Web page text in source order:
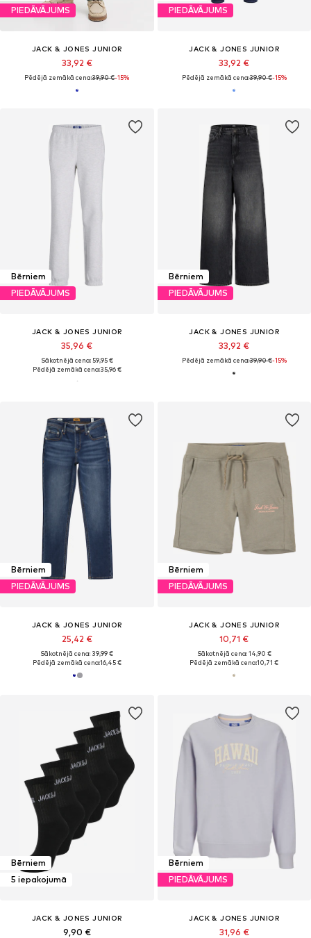
PIEDĀVĀJUMS
JACK & JONES JUNIOR
33,92 €
Pēdējā zemākā cena:39,90 €-15%
PIEDĀVĀJUMS
JACK & JONES JUNIOR
33,92 €
Pēdējā zemākā cena:39,90 €-15%
Bērniem
PIEDĀVĀJUMS
JACK & JONES JUNIOR
35,96 €
Sākotnējā cena: 59,95 €
Pēdējā zemākā cena:35,96 €
Bērniem
PIEDĀVĀJUMS
JACK & JONES JUNIOR
33,92 €
Pēdējā zemākā cena:39,90 €-15%
Bērniem
PIEDĀVĀJUMS
JACK & JONES JUNIOR
25,42 €
Sākotnējā cena: 39,99 €
Pēdējā zemākā cena:16,45 €
Bērniem
PIEDĀVĀJUMS
JACK & JONES JUNIOR
10,71 €
Sākotnējā cena: 14,90 €
Pēdējā zemākā cena:10,71 €
Bērniem
5 iepakojumā
JACK & JONES JUNIOR
9,90 €
Bērniem
PIEDĀVĀJUMS
JACK & JONES JUNIOR
31,96 €